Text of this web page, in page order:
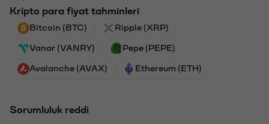
Kripto para fiyat tahminleri
Bitcoin (BTC) Ripple (XRP)
Vanar (VANRY) Pepe (PEPE)
Avalanche (AVAX) Ethereum (ETH)
Sorumluluk reddi